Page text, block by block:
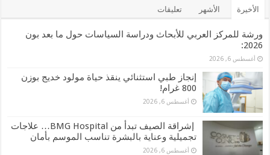
الأخيرة الأشهر تعليقات
ورشة للمركز العربي للأبحاث ودراسة السياسات حول ما بعد بون
2026:
أغسطس 6, 2026
إنجاز طبي استثنائي ينقذ حياة مولود خديج بوزن
800 غرام!
أغسطس 6, 2026
إشراقة الصيف تبدأ من BMG Hospital… علاجات
تجميلية وعناية بالبشرة تناسب الموسم بأمان
أغسطس 6, 2026